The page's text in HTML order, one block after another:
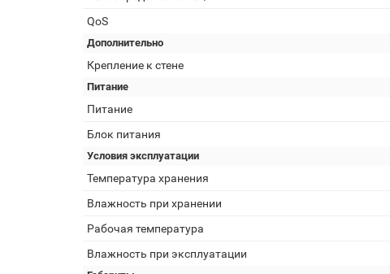
QoS
Дополнительно
Крепление к стене
Питание
Питание
Блок питания
Условия эксплуатации
Температура хранения
Влажность при хранении
Рабочая температура
Влажность при эксплуатации